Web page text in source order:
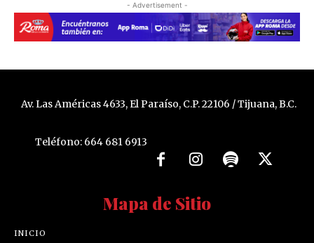
- Advertisement -
Av. Las Américas 4633, El Paraíso, C.P. 22106 / Tijuana, B.C.
Teléfono: 664 681 6913
Mapa de Sitio
INICIO